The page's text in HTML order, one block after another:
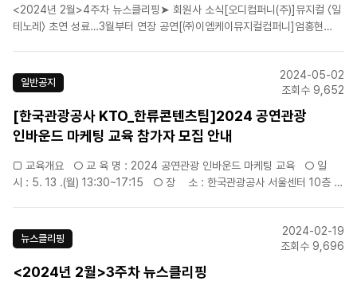
<2024년 2월>4주차 뉴스클리핑➤ 회원사 소식[오디컴퍼니(주)]뮤지컬 〈일
테노레〉 초연 성료…3월부터 연장 공연[㈜이엠케이뮤지컬컴퍼니]엄홍현
부산 개막[에이치제이컬쳐(주)]뮤지컬 '파가니니..
일반공지
2024-05-02
조회수 9,652
[한국관광공사 KTO_한류콘텐츠팀]2024 공연관광
인바운드 마케팅 교육 참가자 모집 안내
□ 교육개요 ○ 교 육 명 : 2024 공연관광 인바운드 마케팅 교육 ○ 일
시 : 5. 13 .(월) 13:30~17:15 ○ 장 소 : 한국관광공사 서울센터 10층 대
뉴스클리핑
2024-02-19
조회수 9,696
<2024년 2월>3주차 뉴스클리핑